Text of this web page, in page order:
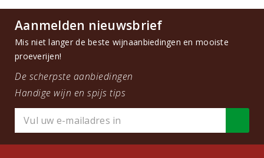
Aanmelden nieuwsbrief
Mis niet langer de beste wijnaanbiedingen en mooiste
proeverijen!
De scherpste aanbiedingen
Handige wijn en spijs tips